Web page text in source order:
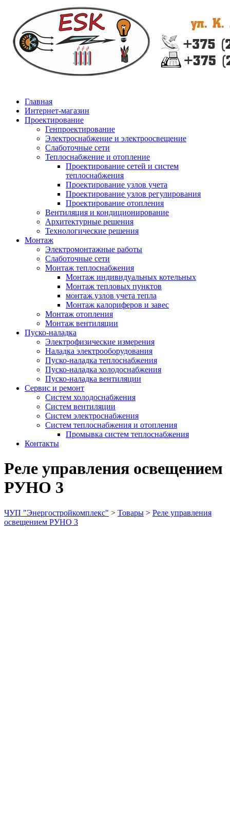
Главная
Интернет-магазин
Проектирование
Генпроектирование
Электроснабжение и электроосвещение
Слаботочные сети
Теплоснабжение и отопление
Проектирование сетей и систем
теплоснабжения
Проектирование узлов учета
Проектирование узлов регулирования
Проектирование отопления
Вентиляция и кондиционирование
Архитектурные решения
Технологические решения
Монтаж
Электромонтажные работы
Слаботочные сети
Монтаж теплоснабжения
Монтаж индивидуальных котельных
Монтаж тепловых пунктов
монтаж узлов учета тепла
Монтаж калориферов и завес
Монтаж отопления
Монтаж вентиляции
Пуско-наладка
Электрофизические измерения
Наладка электрооборудования
Пуско-наладка теплоснабжения
Пуско-наладка холодоснабжения
Пуско-наладка вентиляции
Сервис и ремонт
Систем холодоснабжения
Систем вентиляции
Систем электроснабжения
Систем теплоснабжения и отопления
Промывка систем теплоснабжения
Контакты
Реле управления освещением
РУНО 3
ЧУП "Энергостройкомплекс" > Товары > Реле управления
освещением РУНО 3